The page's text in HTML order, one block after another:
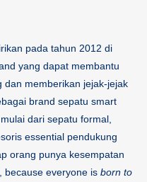
pada tahun 2012 di
yang dapat membantu
dan memberikan jejak-jejak
brand sepatu smart
dari sepatu formal,
essential pendukung
orang punya kesempatan
because everyone is born to